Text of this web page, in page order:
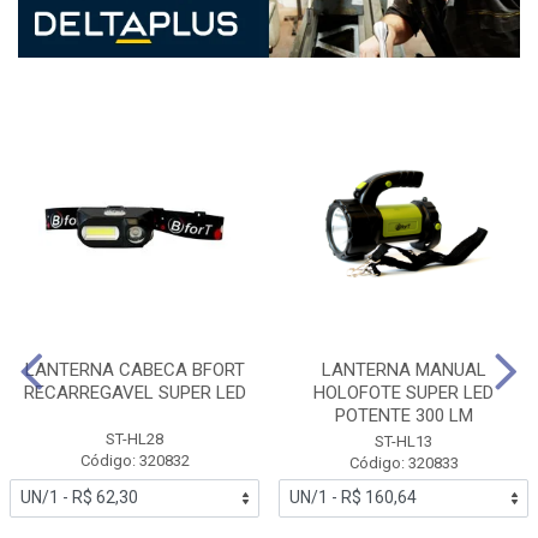
LANTERNA CABECA BFORT
RECARREGAVEL SUPER LED
ST-HL28
Código: 320832
LANTERNA MANUAL
HOLOFOTE SUPER LED
POTENTE 300 LM
ST-HL13
Código: 320833